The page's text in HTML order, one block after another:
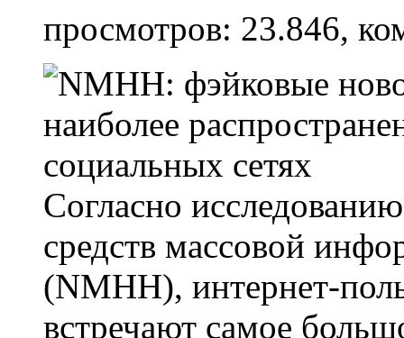
просмотров: 23.846,
Согласно
средств массовой
(NMHH), интернет-
встречают самое